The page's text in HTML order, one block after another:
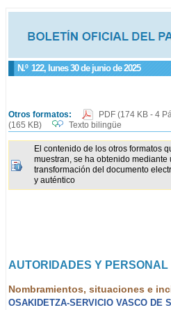
N.º 122, lunes 30 de junio de 2025
Otros formatos: PDF (174 KB - 4
(165 KB)
Texto bilingüe
El contenido de los otros formatos
muestran, se ha obtenido mediante
transformación del documento
y auténtico
AUTORIDADES Y PERSONAL
Nombramientos, situaciones e
OSAKIDETZA-SERVICIO VASCO DE